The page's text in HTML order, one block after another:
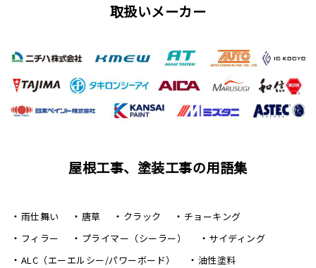
取扱いメーカー
屋根工事、塗装工事の用語集
雨仕舞い 唐草 クラック
チョーキング
フィラー
プライマー（シーラー）
サイディング
ALC（エーエルシー/パワーボード）
油性塗料